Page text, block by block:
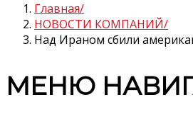
Главная
НОВОСТИ КОМПАНИЙ
Над Ираном сбили
МЕНЮ